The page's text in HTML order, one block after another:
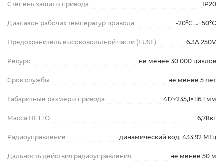
Степень защиты привода IP20
Диапазон рабочих температур привода -20ºС …+50ºС
Предохранитель высоковольтной части (FUSE) 6.3A 250V
Ресурс не менее 30 000 циклов
Срок службы не менее 5 лет
Габаритные размеры привода 417×235,1×116,1 мм
Масса НЕТТО 6,78кг
Радиоуправление динамический код, 433.92 МГц
Дальность действия радиоуправления не менее 50 м